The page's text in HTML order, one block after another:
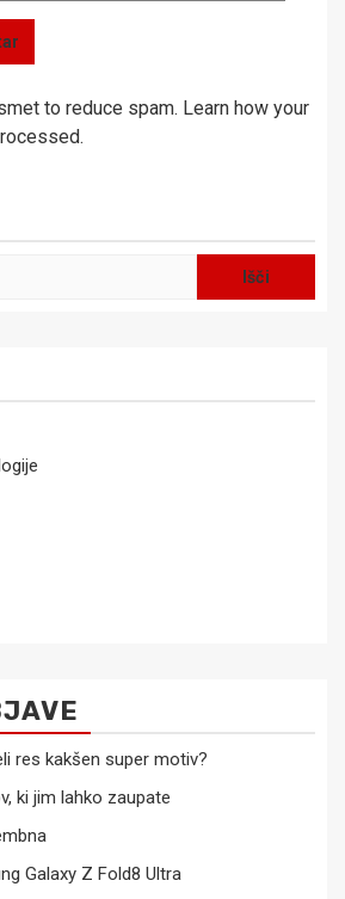
to reduce spam. Learn how your
res kakšen super motiv?
ki jim lahko zaupate
Galaxy Z Fold8 Ultra